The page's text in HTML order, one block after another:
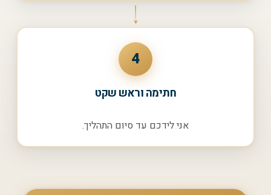
4
חתימה וראש שקט
אני לידכם עד סיום התהליך.